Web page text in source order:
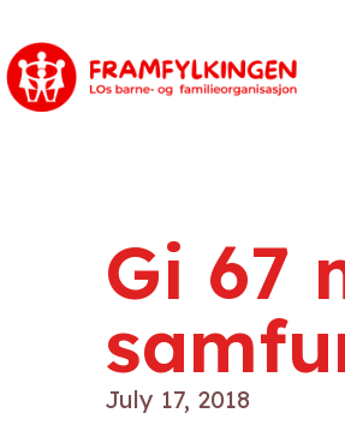
Gi 67
July 17, 2018